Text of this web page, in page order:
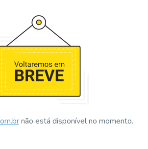
não está disponível no momento.